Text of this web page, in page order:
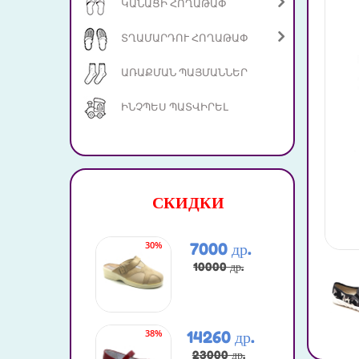
ԿԱՆԱՑԻ ՀՈՂԱԹԱՓ
ՏՂԱՄԱՐԴՈՒ ՀՈՂԱԹԱՓ
ԱՌԱՔՄԱՆ ՊԱՅՄԱՆՆԵՐ
ԻՆՉՊԵՍ ՊԱՏՎԻՐԵԼ
СКИДКИ
30% 7000 др.
10000 др.
38% 14260 др.
23000 др.
20%